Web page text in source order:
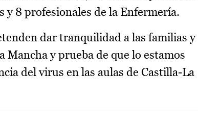
y 8 profesionales de la Enfermería.
dar tranquilidad a las familias y
Mancha y prueba de que lo estamos
del virus en las aulas de Castilla-La